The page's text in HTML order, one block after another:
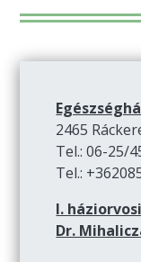
2465
Tel.: 06-25/
Tel.:
I.
Dr.